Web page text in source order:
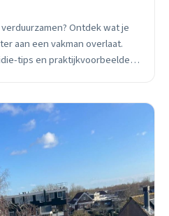
Ontdek wat je
aan een vakman overlaat.
tips en praktijkvoorbeelden